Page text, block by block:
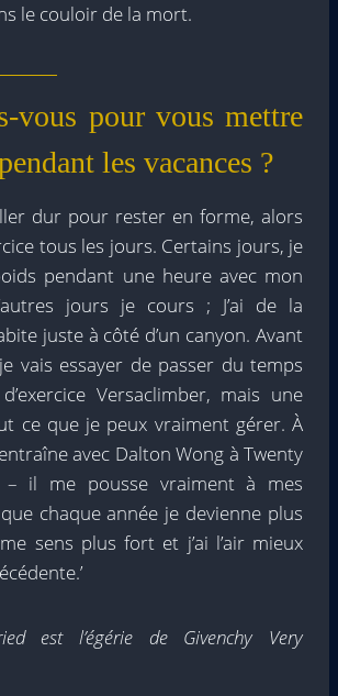
le couloir de la mort.
vous pour vous mettre
les vacances ?
dur pour rester en forme, alors
tous les jours. Certains jours, je
pendant une heure avec mon
jours je cours ; J’ai de la
juste à côté d’un canyon. Avant
vais essayer de passer du temps
Versaclimber, mais une
ce que je peux vraiment gérer. À
avec Dalton Wong à Twenty
– il me pousse vraiment à mes
que chaque année je devienne plus
sens plus fort et j’ai l’air mieux
est l’égérie de Givenchy Very